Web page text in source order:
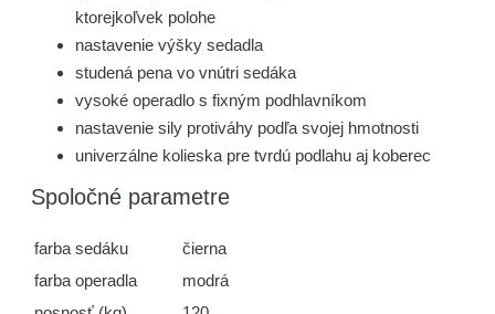
ktorejkoľvek polohe
nastavenie výšky sedadla
studená pena vo vnútri sedáka
vysoké operadlo s fixným podhlavníkom
nastavenie sily protiváhy podľa svojej hmotnosti
univerzálne kolieska pre tvrdú podlahu aj koberec
Spoločné parametre
farba sedáku
čierna
farba operadla
modrá